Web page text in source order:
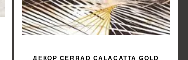
ДЕКОР CERRAD CALACATTA GOLD